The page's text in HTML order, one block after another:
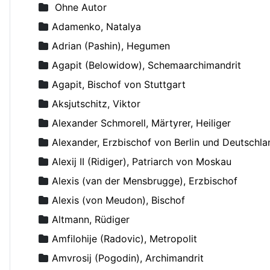
Ohne Autor
Adamenko, Natalya
Adrian (Pashin), Hegumen
Agapit (Belowidow), Schemaarchimandrit
Agapit, Bischof von Stuttgart
Aksjutschitz, Viktor
Alexander Schmorell, Märtyrer, Heiliger
Alexander, Erzbischof von Berlin und
Alexij II (Ridiger), Patriarch von Moskau
Alexis (van der Mensbrugge), Erzbischof
Alexis (von Meudon), Bischof
Altmann, Rüdiger
Amfilohije (Radovic), Metropolit
Amvrosij (Pogodin), Archimandrit